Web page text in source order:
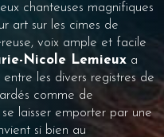
chanteuses magnifiques
art sur les cimes de
voix ample et facile
Nicole Lemieux a
les divers registres de
comme de
laisser emporter par une
si bien au